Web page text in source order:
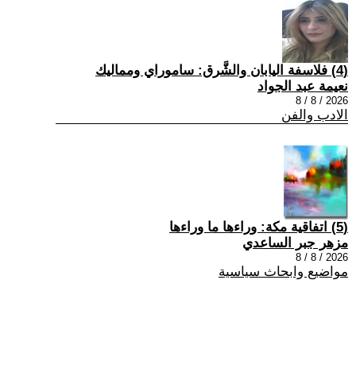
(4) فلاسفة اليابان والشَّرق: ساموراي ومماليك
نعيمة عبد الجواد
2026 / 8 / 8
الادب والفن
(5) اتفاقية مكة: وراءها ما وراءها
مزهر جبر الساعدي
2026 / 8 / 8
مواضيع وابحاث سياسية